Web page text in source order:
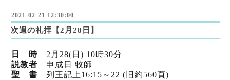
2021-02-21 12:30:00
次週の礼拝【2月28日】
日 時 2月28(日) 10時30分
説教者 申成日 牧師
聖 書 列王記上16:15～22 (旧 約560頁)